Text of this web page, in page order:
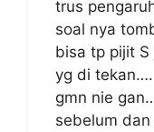
trus
soal nya
bisa tp pijit
yg di tekan….
gmn nie
sebelum